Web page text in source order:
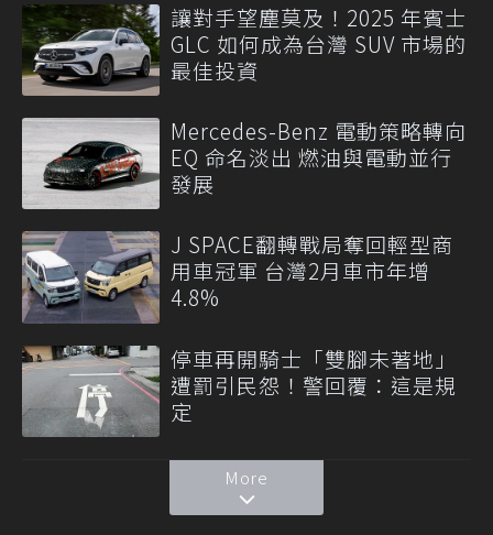
讓對手望塵莫及！2025 年賓士
GLC 如何成為台灣 SUV 市場的
最佳投資
Mercedes-Benz 電動策略轉向
EQ 命名淡出 燃油與電動並行
發展
J SPACE翻轉戰局奪回輕型商
用車冠軍 台灣2月車市年增
4.8%
停車再開騎士「雙腳未著地」
遭罰引民怨！警回覆：這是規
定
More